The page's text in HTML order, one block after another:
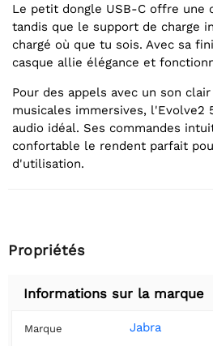
Le petit dongle USB-C offre une
tandis que le support de charge
chargé où que tu sois. Avec sa
casque allie élégance et
Pour des appels avec un son
musicales immersives, l'Evolve2
audio idéal. Ses commandes
confortable le rendent parfait
d'utilisation.
Propriétés
Informations sur la marque
Marque Jabra